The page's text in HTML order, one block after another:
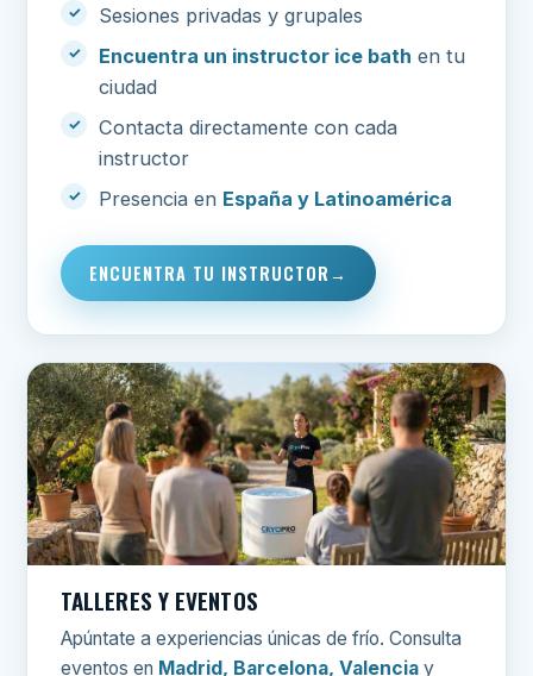
Sesiones privadas y grupales
Encuentra un instructor ice bath en tu
ciudad
Contacta directamente con cada
instructor
Presencia en España y Latinoamérica
ENCUENTRA TU INSTRUCTOR
TALLERES Y EVENTOS
Apúntate a experiencias únicas de frío. Consulta
eventos en Madrid, Barcelona, Valencia y